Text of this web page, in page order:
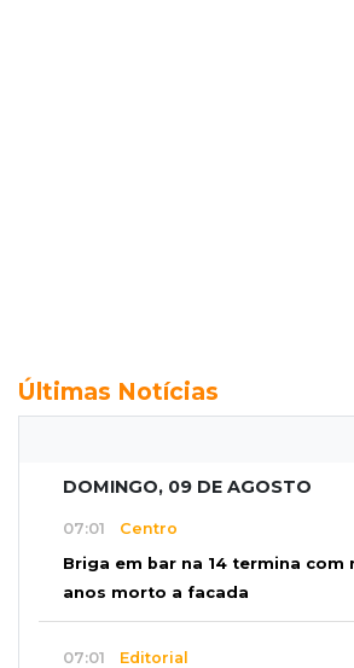
Últimas Notícias
DOMINGO, 09 DE AGOSTO
07:01 Centro
Briga em bar na 14 termina com
anos morto a facada
07:01 Editorial